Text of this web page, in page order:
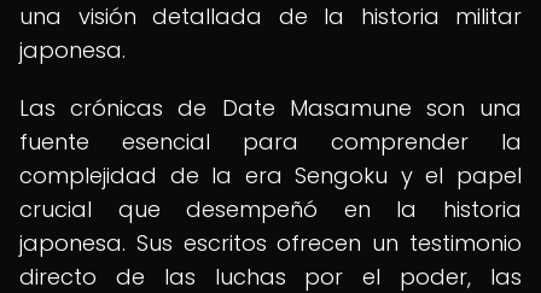
una visión detallada de la historia militar
japonesa.
Las crónicas de Date Masamune son una
fuente esencial para comprender la
complejidad de la era Sengoku y el papel
crucial que desempeñó en la historia
japonesa. Sus escritos ofrecen un testimonio
directo de las luchas por el poder, las